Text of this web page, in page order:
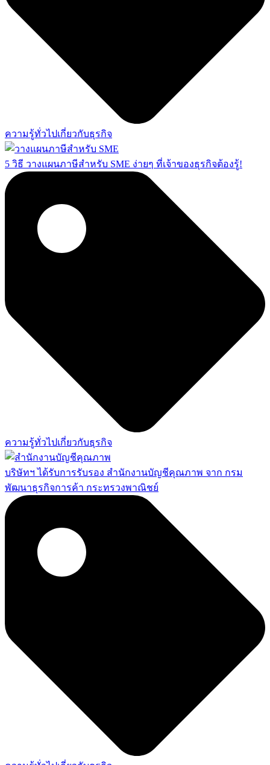
ความรู้ทั่วไปเกี่ยวกับธุรกิจ
5 วิธี วางแผนภาษีสำหรับ SME ง่ายๆ ที่เจ้าของธุรกิจต้องรู้!
ความรู้ทั่วไปเกี่ยวกับธุรกิจ
บริษัทฯ ได้รับการรับรอง สำนักงานบัญชีคุณภาพ จาก กรม
พัฒนาธุรกิจการค้า กระทรวงพาณิชย์